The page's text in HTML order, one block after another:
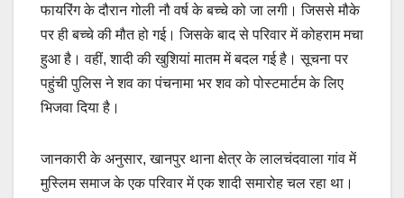
b
o
o
k
A
p
p
Li
n
k
फायरिंग के दौरान गोली नौ वर्ष के बच्चे को जा लगी। जिससे मौके
पर ही बच्चे की मौत हो गई। जिसके बाद से परिवार में कोहराम मचा
हुआ है। वहीं, शादी की खुशियां मातम में बदल गई है। सूचना पर
पहुंची पुलिस ने शव का पंचनामा भर शव को पोस्टमार्टम के लिए
भिजवा दिया है।
जानकारी के अनुसार, खानपुर थाना क्षेत्र के लालचंदवाला गांव में
मुस्लिम समाज के एक परिवार में एक शादी समारोह चल रहा था।